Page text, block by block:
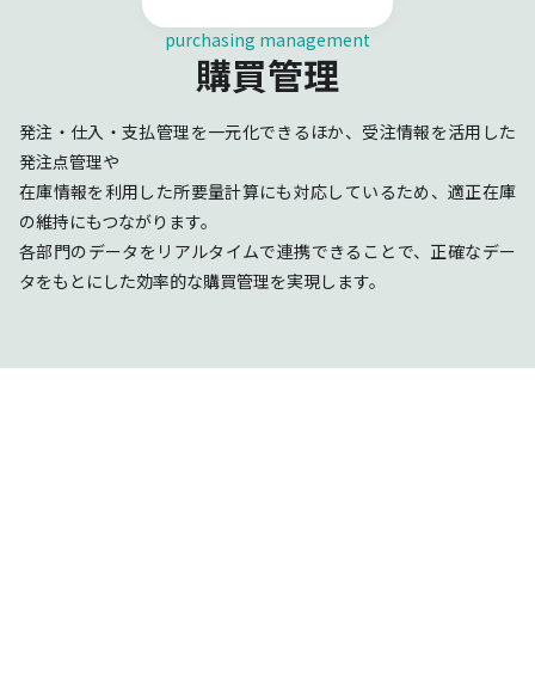
purchasing management
購買管理
発注・仕入・支払管理を一元化できるほか、受注情報を活用した
発注点管理や
在庫情報を利用した所要量計算にも対応しているため、適正在庫
の維持にもつながります。
各部門のデータをリアルタイムで連携できることで、正確なデー
タをもとにした効率的な購買管理を実現します。